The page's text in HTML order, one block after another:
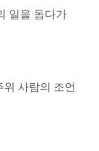
일을 돕다가
사람의 조언